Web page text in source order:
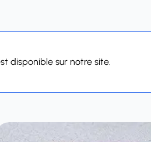
disponible sur notre site.